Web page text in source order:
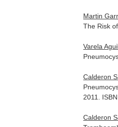
Martin
The Risk
Varela
Calderon
2011.
Calderon